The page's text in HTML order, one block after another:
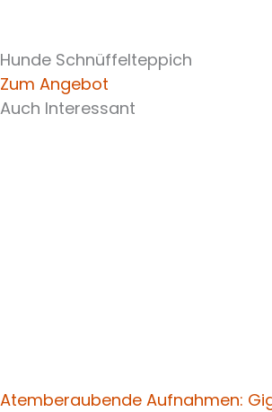
Hunde Schnüffelteppich
Zum Angebot
Auch Interessant
Atemberaubende Aufnahmen: